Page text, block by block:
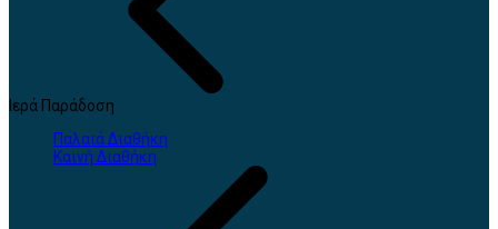
Ιερά Παράδοση
Παλαιά Διαθήκη
Καινή Διαθήκη